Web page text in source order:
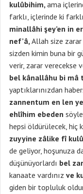
kulûbihim, ama
farklı, içlerinde ki farklı
minallâhi şey’en in
nef’â, Allah size
sizden kimin buna bir
verir, zarar verecekse
bel kânallâhu bi mâ
yaptıklarınızdan
zannentum en len
ehlîhim ebeden
hepsi öldürülecek, hiç
zuyyine zâlike fî
de geliyor, hoşunuza
düşünüyorlardı bel
kanaate vardınız ve
giden bir topluluk